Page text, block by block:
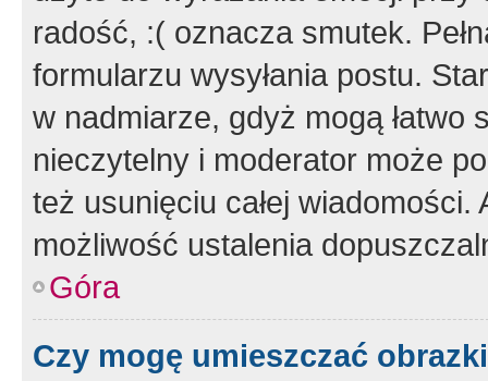
radość, :( oznacza smutek.
formularzu wysyłania postu.
w nadmiarze, gdyż mogą
nieczytelny i moderator może
też usunięciu całej
możliwość ustalenia
Góra
Czy mogę umieszczać